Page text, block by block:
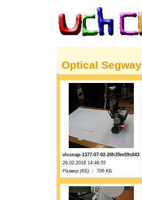
Optical Segway
vlcsnap-1377-07-02-20h35m59s043
26.02.2018 14:46:55
Размер (KБ) : 706 KБ